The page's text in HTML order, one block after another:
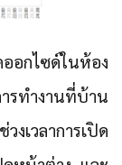
อกไซด์ในห้อง
รทำงานที่บ้าน
เวลาการเปิด